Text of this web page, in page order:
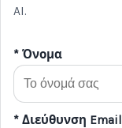
AI.
* Όνομα
* Διεύθυνση Email